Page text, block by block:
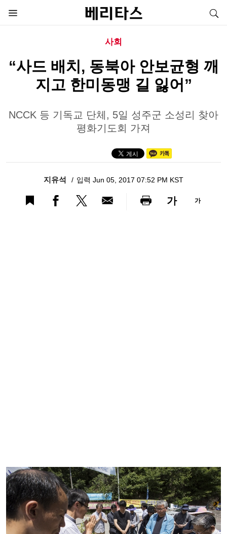
사회
“사드 배치, 동북아 안보균형 깨
지고 한미동맹 길 잃어”
NCCK 등 기독교 단체, 5일 성주군 소성리 찾아
평화기도회 가져
지유석 입력 Jun 05, 2017 07:52 PM KST
가 가